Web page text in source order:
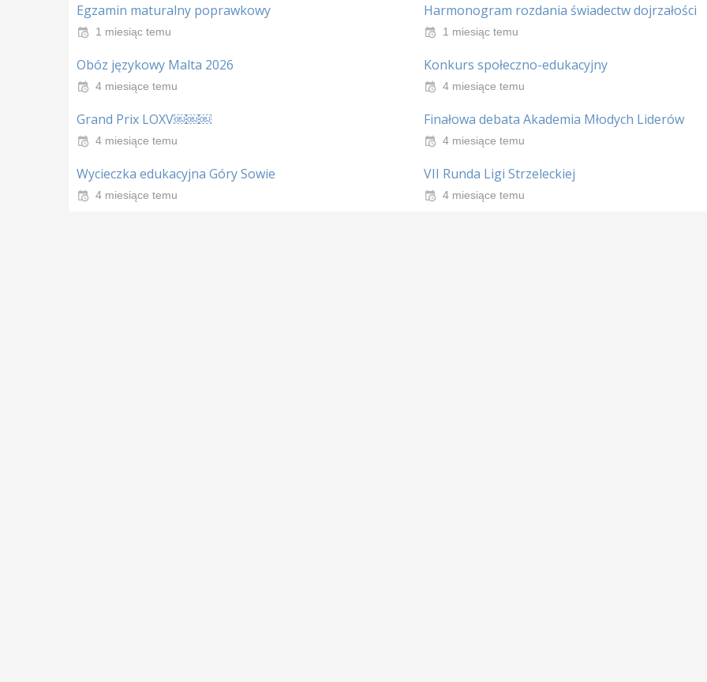
Egzamin maturalny poprawkowy
1 miesiąc temu
Harmonogram rozdania świadectw dojrzałości
1 miesiąc temu
Obóz językowy Malta 2026
4 miesiące temu
Konkurs społeczno-edukacyjny
4 miesiące temu
Grand Prix LOXV￼￼￼
4 miesiące temu
Finałowa debata Akademia Młodych Liderów
4 miesiące temu
Wycieczka edukacyjna Góry Sowie
4 miesiące temu
VII Runda Ligi Strzeleckiej
4 miesiące temu